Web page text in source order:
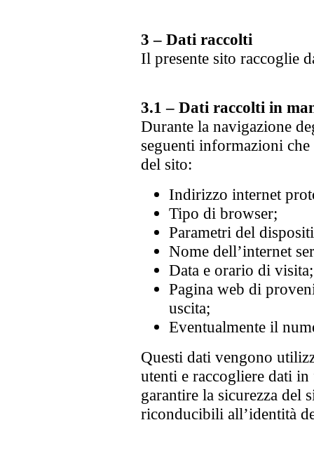
3 – Dati raccolti
Il presente sito raccoglie
3.1 – Dati raccolti in
Durante la navigazione
seguenti informazioni
del sito:
Indirizzo internet
Tipo di browser;
Parametri del
Nome dell’internet
Data e orario di visita;
Pagina web di
uscita;
Eventualmente il
Questi dati vengono
utenti e raccogliere dati
garantire la sicurezza del
riconducibili all’identità